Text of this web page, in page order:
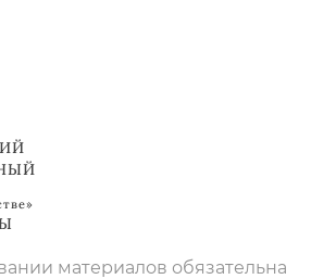
материалов обязательна